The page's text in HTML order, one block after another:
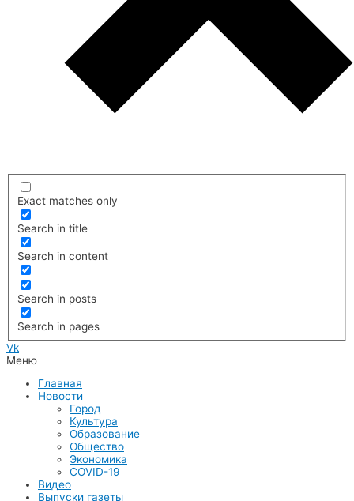
Exact matches only
Search in title
Search in content
Search in posts
Search in pages
Vk
Меню
Главная
Новости
Город
Культура
Образование
Общество
Экономика
COVID-19
Видео
Выпуски газеты